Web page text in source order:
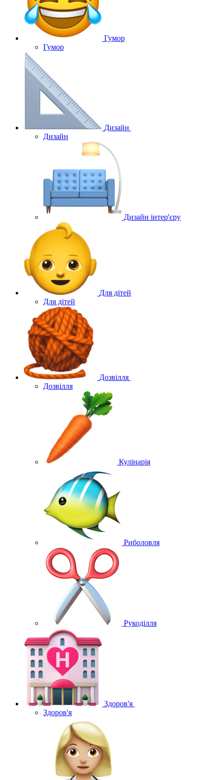
Гумор
Гумор
Дизайн
Дизайн
Дизайн інтер'єру
Для дітей
Для дітей
Дозвілля
Дозвілля
Кулінарія
Риболовля
Рукоділля
Здоров'я
Здоров'я